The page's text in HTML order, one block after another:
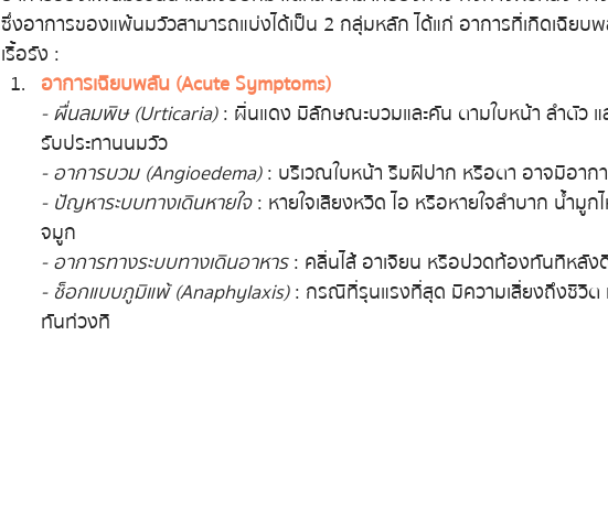
ซึ่งอาการของแพ้นมวัวสามารถแบ่งได้เป็น 2 กลุ่มหลัก ได้แก่ อาการที่เกิดเฉียบ
เรื้อรัง :
อาการเฉียบพลัน (Acute Symptoms)
- ผื่นลมพิษ (Urticaria) : ผื่นแดง มีลักษณะบวมและคัน ตามใบหน้า ลำตัว แ
รับประทานนมวัว
- อาการบวม (Angioedema) : บริเวณใบหน้า ริมฝีปาก หรือตา อาจมีอาก
- ปัญหาระบบทางเดินหายใจ : หายใจเสียงหวีด ไอ หรือหายใจลำบาก น้ำมู
จมูก
- อาการทางระบบทางเดินอาหาร : คลื่นไส้ อาเจียน หรือปวดท้องทันทีหลั
- ช็อกแบบภูมิแพ้ (Anaphylaxis) : กรณีที่รุนแรงที่สุด มีความเสี่ยงถึงชีวิต
ทันท่วงที